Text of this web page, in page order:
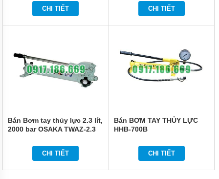
CHI TIẾT CHI TIẾT
Bán Bơm tay thủy lực 2.3 lít,
2000 bar OSAKA TWAZ-2.3
CHI TIẾT
Bán BƠM TAY THỦY LỰC
HHB-700B
CHI TIẾT